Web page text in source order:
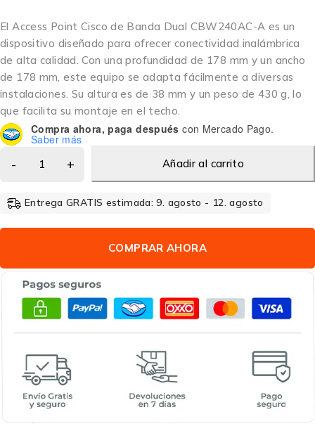
El Access Point Cisco de Banda Dual CBW240AC-A es un
dispositivo diseñado para ofrecer conectividad inalámbrica
de alta calidad. Con una profundidad de 178 mm y un ancho
de 178 mm, este equipo se adapta fácilmente a diversas
instalaciones. Su altura es de 38 mm y un peso de 430 g, lo
que facilita su montaje en el techo.
Compra ahora, paga después con Mercado Pago.
Saber más
Añadir al carrito
Entrega GRATIS estimada: 9. agosto - 12. agosto
COMPRAR AHORA